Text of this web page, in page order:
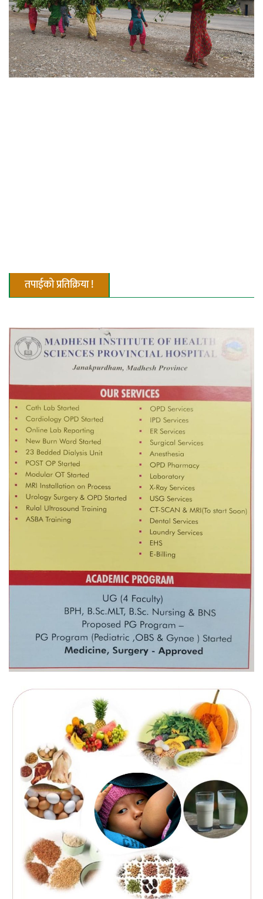
श्रीमती बलात्कार मुद्दामा श्रीमान्लाई छ महिना
कैद, एक लाख रुपैयाँ क्षतिपूर्ति
सहुलियत ऋण लिने बाटो
नदी अधिकारका ती कानुनी पाटा, जसले
बनाउँछ नदीलाई संरक्षण हकदार
प्रतिस्पर्धाबिनाको नियुक्ति बदरबारे अन्तरिम
आदेश निक्र्योल गर्न असार ६ मा पेसी
निर्धारित ठाउँमा राजर्षिजनक विश्वविद्यालय
भवन बनाउन उपकुलपतिद्वारा आनाकानी
तपाईको प्रतिक्रिया !